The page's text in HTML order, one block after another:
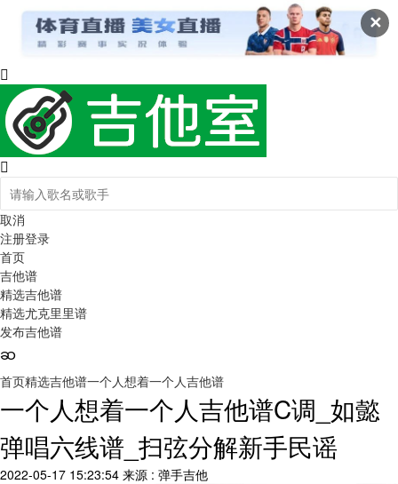
✕
取消
注册登录
首页
吉他谱
精选吉他谱
精选尤克里里谱
发布吉他谱
首页精选吉他谱一个人想着一个人吉他谱
一个人想着一个人吉他谱C调_如懿
弹唱六线谱_扫弦分解新手民谣
2022-05-17 15:23:54 来源 : 弹手吉他